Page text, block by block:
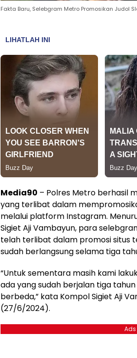
Fakta Baru, Selebgram Metro Promosikan Judol
Media90 – Polres Metro berhasil
yang terlibat dalam
melalui platform Instagram.
Sigiet Aji Vambayun, para
telah terlibat dalam promosi situs
sudah berlangsung selama tiga
“Untuk sementara masih kami
ada yang sudah berjalan tiga
berbeda,” kata Kompol Sigiet Aji
(27/6/2024).
Ads